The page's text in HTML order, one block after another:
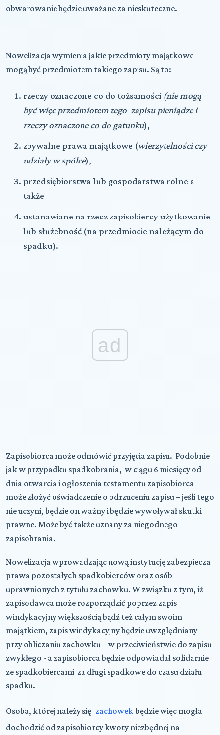
obwarowanie będzie uważane za nieskuteczne.
Nowelizacja wymienia jakie przedmioty majątkowe
mogą być przedmiotem takiego zapisu. Są to:
rzeczy oznaczone co do tożsamości (nie mogą
być więc przedmiotem tego zapisu pieniądze i
rzeczy oznaczone co do gatunku),
zbywalne prawa majątkowe (wierzytelności czy
udziały w spółce),
przedsiębiorstwa lub gospodarstwa rolne a
także
ustanawiane na rzecz zapisobiercy użytkowanie
lub służebność (na przedmiocie należącym do
spadku).
ad
Zapisobiorca może odmówić przyjęcia zapisu. Podobnie
jak w przypadku spadkobrania, w ciągu 6 miesięcy od
dnia otwarcia i ogłoszenia testamentu zapisobiorca
może złożyć oświadczenie o odrzuceniu zapisu – jeśli tego
nie uczyni, będzie on ważny i będzie wywoływał skutki
prawne. Może być także uznany za niegodnego
zapisobrania.
Nowelizacja wprowadzając nową instytucję zabezpiecza
prawa pozostałych spadkobierców oraz osób
uprawnionych z tytułu zachowku. W związku z tym, iż
zapisodawca może rozporządzić poprzez zapis
windykacyjny większością bądź też całym swoim
majątkiem, zapis windykacyjny będzie uwzględniany
przy obliczaniu zachowku – w przeciwieństwie do zapisu
zwykłego - a zapisobiorca będzie odpowiadał solidarnie
ze spadkobiercami za długi spadkowe do czasu działu
spadku.
Osoba, której należy się zachowek będzie więc mogła
dochodzić od zapisobiorcy kwoty niezbędnej na